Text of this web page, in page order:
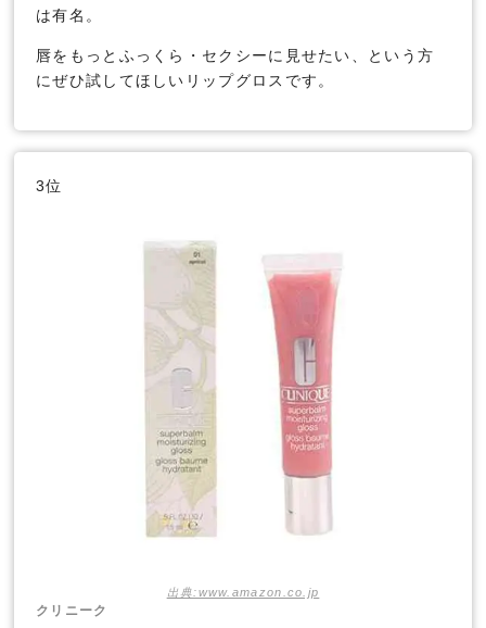
は有名。
唇をもっとふっくら・セクシーに見せたい、という方
にぜひ試してほしいリップグロスです。
3位
出典:www.amazon.co.jp
クリニーク